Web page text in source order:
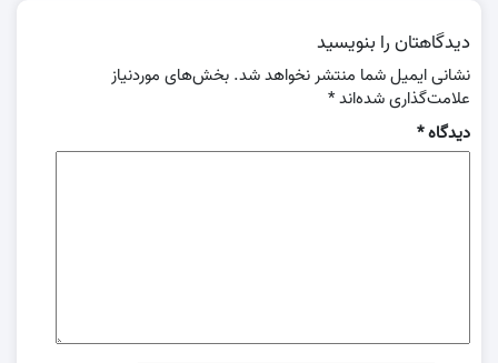
دیدگاهتان را بنویسید
نشانی ایمیل شما منتشر نخواهد شد. بخش‌های موردنیاز
علامت‌گذاری شده‌اند*
دیدگاه*